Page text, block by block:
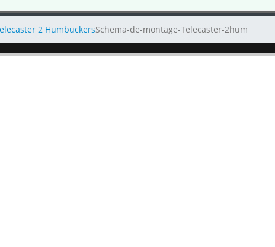
2 HumbuckersSchema-de-montage-Telecaster-2hum